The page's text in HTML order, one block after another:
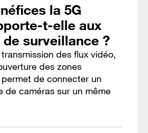
la 5G
t-elle aux
surveillance ?
des flux vidéo,
des zones
de connecter un
de caméras sur un même